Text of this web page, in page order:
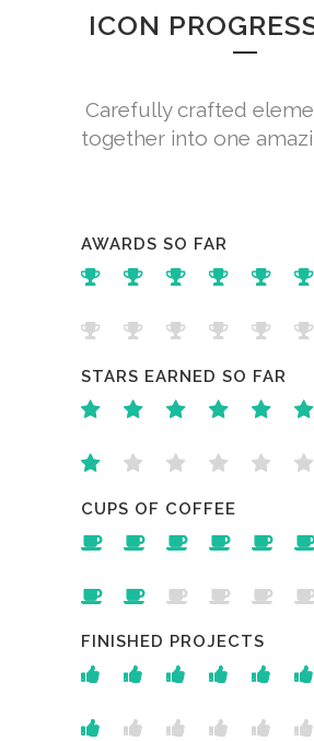
ICON
Carefully crafted
together into one
AWARDS SO FAR
STARS EARNED SO FAR
CUPS OF COFFEE
FINISHED PROJECTS